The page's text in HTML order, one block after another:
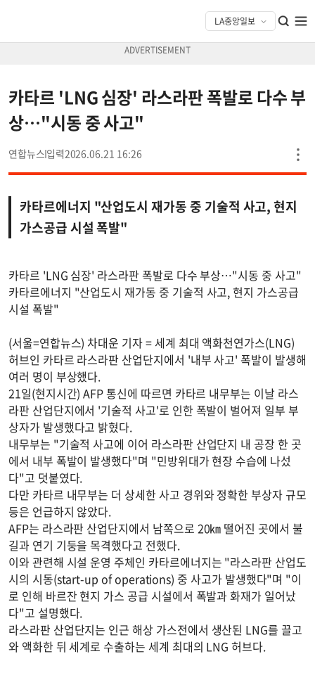
카타르 'LNG 심장' 라스라판 폭발로 다수 부
상…"시동 중 사고"
연합뉴스 2026.06.21 16:26
카타르에너지 "산업도시 재가동 중 기술적 사고, 현지
가스공급 시설 폭발"
카타르 'LNG 심장' 라스라판 폭발로 다수 부상…"시동 중 사고"
카타르에너지 "산업도시 재가동 중 기술적 사고, 현지 가스공급
시설 폭발"
(서울=연합뉴스) 차대운 기자 = 세계 최대 액화천연가스(LNG)
허브인 카타르 라스라판 산업단지에서 '내부 사고' 폭발이 발생해
여러 명이 부상했다.
21일(현지시간) AFP 통신에 따르면 카타르 내무부는 이날 라스
라판 산업단지에서 '기술적 사고'로 인한 폭발이 벌어져 일부 부
상자가 발생했다고 밝혔다.
내무부는 "기술적 사고에 이어 라스라판 산업단지 내 공장 한 곳
에서 내부 폭발이 발생했다"며 "민방위대가 현장 수습에 나섰
다"고 덧붙였다.
다만 카타르 내무부는 더 상세한 사고 경위와 정확한 부상자 규모
등은 언급하지 않았다.
AFP는 라스라판 산업단지에서 남쪽으로 20㎞ 떨어진 곳에서 불
길과 연기 기둥을 목격했다고 전했다.
이와 관련해 시설 운영 주체인 카타르에너지는 "라스라판 산업도
시의 시동(start-up of operations) 중 사고가 발생했다"며 "이
로 인해 바르잔 현지 가스 공급 시설에서 폭발과 화재가 일어났
다"고 설명했다.
라스라판 산업단지는 인근 해상 가스전에서 생산된 LNG를 끌고
와 액화한 뒤 세계로 수출하는 세계 최대의 LNG 허브다.